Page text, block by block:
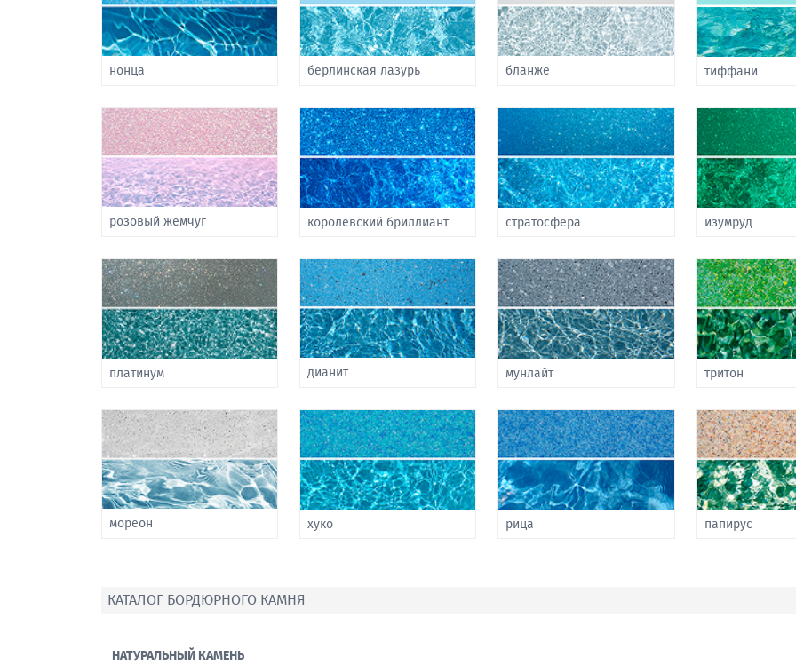
нонца берлинская лазурь бланже тиффани
розовый жемчуг королевский бриллиант стратосфера изумруд
платинум дианит мунлайт тритон
мореон хуко рица папирус
КАТАЛОГ БОРДЮРНОГО КАМНЯ
НАТУРАЛЬНЫЙ КАМЕНЬ